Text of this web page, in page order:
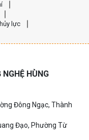
lực
HÙNG
Đông Ngạc, Thành
Đạo, Phường Từ